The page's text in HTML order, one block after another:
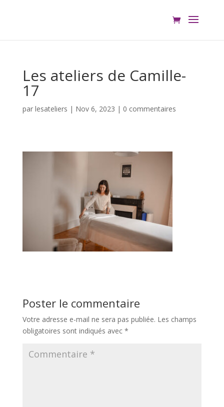
Les ateliers de Camille-
17
par lesateliers | Nov 6, 2023 | 0 commentaires
Poster le commentaire
Votre adresse e-mail ne sera pas publiée. Les champs
obligatoires sont indiqués avec *